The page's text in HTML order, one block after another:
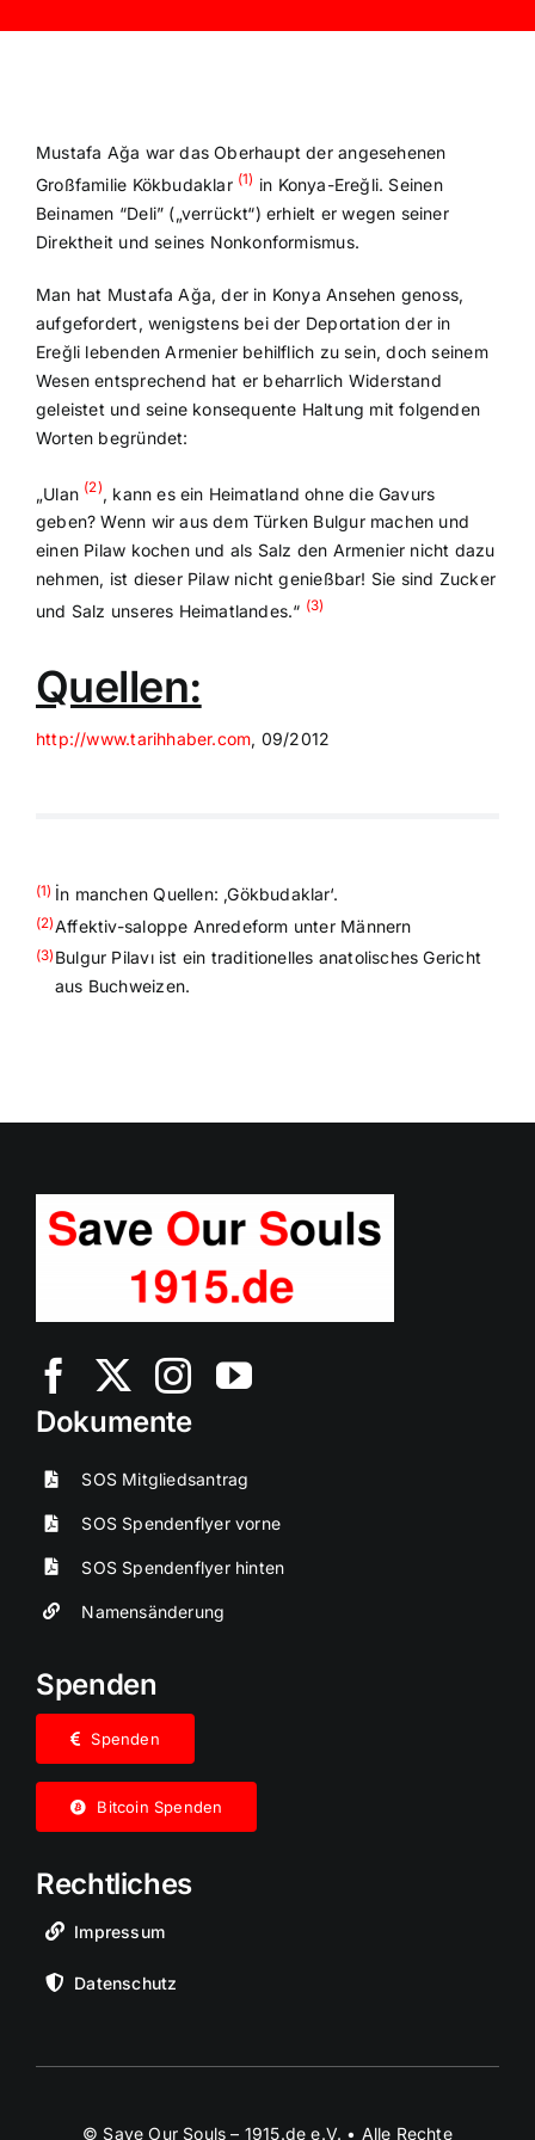
Mustafa Ağa war das Oberhaupt der angesehenen
Großfamilie Kökbudaklar (1) in Konya-Ereğli. Seinen
Beinamen “Deli” („verrückt“) erhielt er wegen seiner
Direktheit und seines Nonkonformismus.
Man hat Mustafa Ağa, der in Konya Ansehen genoss,
aufgefordert, wenigstens bei der Deportation der in
Ereğli lebenden Armenier behilflich zu sein, doch seinem
Wesen entsprechend hat er beharrlich Widerstand
geleistet und seine konsequente Haltung mit folgenden
Worten begründet:
„Ulan (2)
, kann es ein Heimatland ohne die Gavurs
geben? Wenn wir aus dem Türken Bulgur machen und
einen Pilaw kochen und als Salz den Armenier nicht dazu
nehmen, ist dieser Pilaw nicht genießbar! Sie sind Zucker
und Salz unseres Heimatlandes.“ (3)
Quellen:
http://www.tarihhaber.com, 09/2012
(1) İn manchen Quellen: ‚Gökbudaklar‘.
(2)Affektiv-saloppe Anredeform unter Männern
(3) Bulgur Pilavı ist ein traditionelles anatolisches Gericht
aus Buchweizen.
Dokumente
SOS Mitgliedsantrag
SOS Spendenflyer vorne
SOS Spendenflyer hinten
Namensänderung
Spenden
Spenden
Bitcoin Spenden
Rechtliches
Impressum
Datenschutz
© Save Our Souls – 1915.de e.V. • Alle Rechte